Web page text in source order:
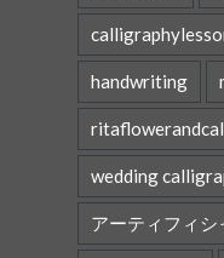
handwriting
wedding
アーティフィシ